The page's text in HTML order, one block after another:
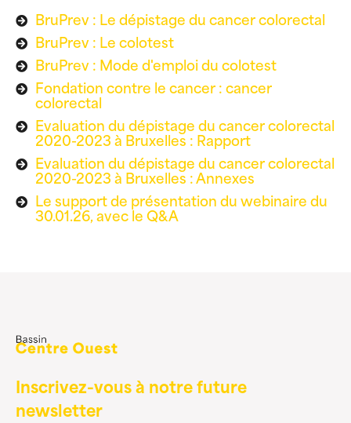
BruPrev : Le dépistage du cancer colorectal
BruPrev : Le colotest
BruPrev : Mode d'emploi du colotest
Fondation contre le cancer : cancer
colorectal
Evaluation du dépistage du cancer colorectal
2020-2023 à Bruxelles : Rapport
Evaluation du dépistage du cancer colorectal
2020-2023 à Bruxelles : Annexes
Le support de présentation du webinaire du
30.01.26, avec le Q&A
Inscrivez-vous à notre future
newsletter